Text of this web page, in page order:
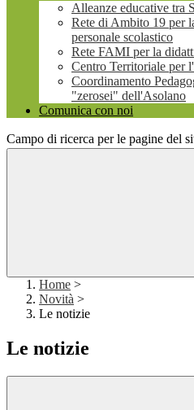
Alleanze educative tra
Rete di Ambito 19 per
personale scolastico
Rete FAMI per la
Centro Territoriale per
Coordinamento
"zerosei" dell'Asolano
Comunica con noi
Campo di ricerca per le pagine del
Home >
Novità >
Le notizie
Le notizie